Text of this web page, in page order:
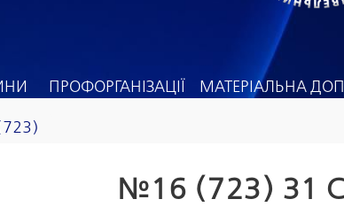
ПРОФОРГАНІЗАЦІЇ МАТЕРІАЛЬНА
№16 (723) 31